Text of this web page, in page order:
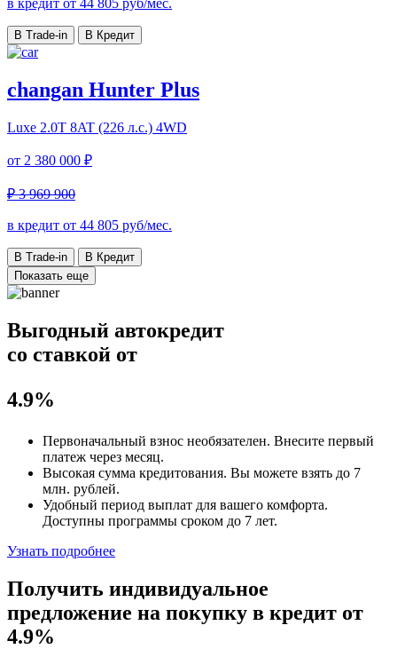
в кредит от 44 805 руб/мес.
В Trade-in В Кредит
changan Hunter Plus
Luxe 2.0T 8AT (226 л.с.) 4WD
от 2 380 000 ₽
₽ 3 969 900
в кредит от 44 805 руб/мес.
В Trade-in
В Кредит
Показать еще
Выгодный автокредит
со ставкой от
4.9%
Первоначальный взнос необязателен. Внесите первый
платеж через месяц.
Высокая сумма кредитования. Вы можете взять до 7
млн. рублей.
Удобный период выплат для вашего комфорта.
Доступны программы сроком до 7 лет.
Узнать подробнее
Получить индивидуальное
предложение на покупку в кредит от
4.9%